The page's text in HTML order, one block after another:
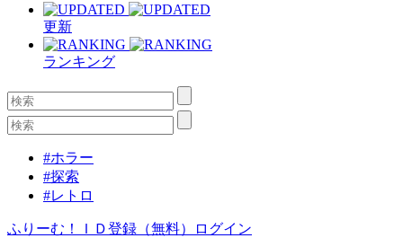
更新
ランキング
#ホラー
#探索
#レトロ
ふりーむ！ＩＤ登録（無料） ログイン